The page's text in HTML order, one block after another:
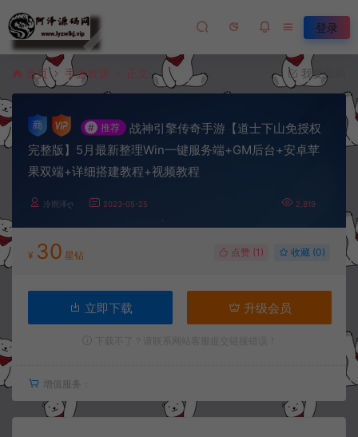
登录
首页 手游资源 正文 我要投稿
# 推荐
战神引擎传奇手游【道士下山免授权
完整版】5月最新整理Win一键服务端+GM后台+安卓苹
果双端+详细搭建教程+视频教程
冷雨泽ღ 2023-05-25 2,819
¥ 30 星钻 点赞 (1 ) 收藏 (0)
立即下载 升级会员
增值服务：